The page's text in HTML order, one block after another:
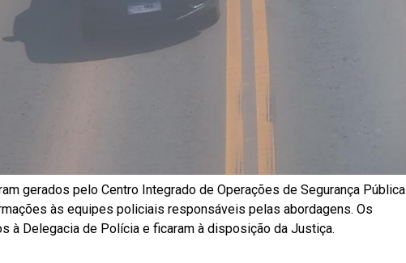
gerados pelo Centro Integrado de Operações de Segurança Pública
às equipes policiais responsáveis pelas abordagens. Os
à Delegacia de Polícia e ficaram à disposição da Justiça.